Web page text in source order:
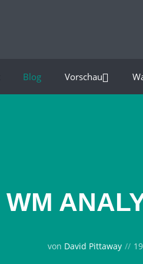
Blog Vorschau
WM
von David Pittaway